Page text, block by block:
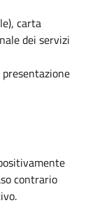
carta
dei servizi
contrario